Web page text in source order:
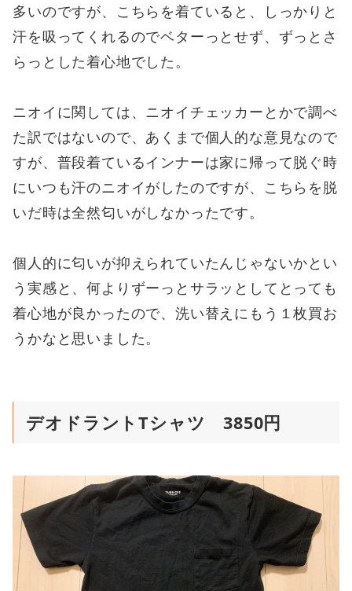
多いのですが、こちらを着ていると、しっかりと
汗を吸ってくれるのでベターっとせず、ずっとさ
らっとした着心地でした。
ニオイに関しては、ニオイチェッカーとかで調べ
た訳ではないので、あくまで個人的な意見なので
すが、普段着ているインナーは家に帰って脱ぐ時
にいつも汗のニオイがしたのですが、こちらを脱
いだ時は全然匂いがしなかったです。
個人的に匂いが抑えられていたんじゃないかとい
う実感と、何よりずーっとサラッとしてとっても
着心地が良かったので、洗い替えにもう１枚買お
うかなと思いました。
デオドラントTシャツ 3850円